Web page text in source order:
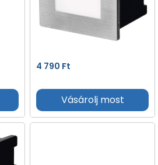
4 790 Ft
Vásárolj most